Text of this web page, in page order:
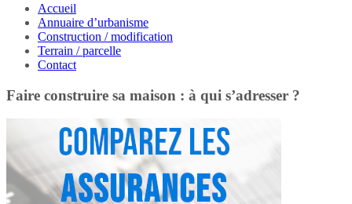
Accueil
Annuaire d’urbanisme
Construction / modification
Terrain / parcelle
Contact
Faire construire sa maison : à qui s’adresser ?